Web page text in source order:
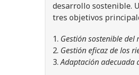
desarrollo sostenible.
tres objetivos
Gestión sostenible del
Gestión eficaz de los
Adaptación adecuada